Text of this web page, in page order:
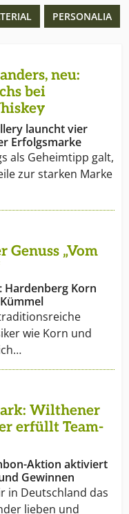
Kümmel und
PERSONALIA
neu:
bei
launcht vier
Erfolgsmarke
als Geheimtipp galt,
zur starken Marke
„Vom
Hardenberg Korn
wie Korn und
Wilthener
erfüllt Team-
Aktion aktiviert
Gewinnen
in Deutschland das
lieben und